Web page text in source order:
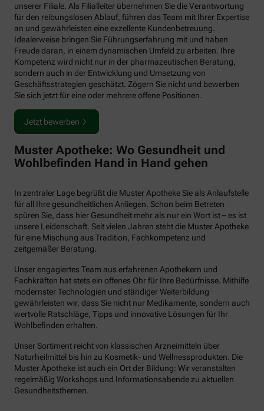
unserer Filiale. Als Filialleiter übernehmen Sie die Verantwortung
für den reibungslosen Ablauf, führen das Team mit Ihrer Expertise
an und gewährleisten eine exzellente Kundenbetreuung.
Idealerweise bringen Sie Führungserfahrung mit und haben
Freude daran, in einem dynamischen Umfeld zu arbeiten. Ihre
Kompetenz wird nicht nur in der pharmazeutischen Beratung,
sondern auch in der Entwicklung und Umsetzung von
Geschäftsstrategien geschätzt. Zögern Sie nicht und bewerben
Sie sich jetzt für eine oder mehrere offene Positionen.
Jetzt bewerben
Muster Apotheke: Wo Gesundheit und
Wohlbefinden Hand in Hand gehen
In zentraler Lage begrüßt die Muster Apotheke Sie als Anlaufstelle
für all Ihre gesundheitlichen Anliegen. Schon beim Betreten
spüren Sie, dass hier Gesundheit mehr als nur ein Wort ist – es ist
unsere Leidenschaft. Seit vielen Jahren steht die Muster Apotheke
für eine Mischung aus Tradition, Fachkompetenz und
zeitgemäßer Beratung.
Unser engagiertes Team aus erfahrenen Apothekern und
Fachkräften hat stets ein offenes Ohr für Ihre Bedürfnisse. Mithilfe
modernster Technologien und ständiger Weiterbildung
gewährleisten wir, dass Sie nicht nur Medikamente, sondern auch
wertvolle Ratschläge, Tipps und innovative Lösungen für Ihr
Wohlbefinden erhalten.
Unser Sortiment reicht von klassischen Arzneimitteln über
Naturheilmittel bis hin zu Kosmetik- und Wellnessprodukten. Die
Muster Apotheke ist auch ein Ort der Bildung: Wir veranstalten
regelmäßig Workshops und Informationsabende zu aktuellen
Gesundheitsthemen.